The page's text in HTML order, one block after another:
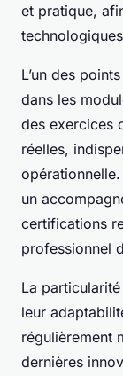
et pratique,
L’un des
dans les
des exercices
réelles,
un
certifications
professionnel
La
leur
régulièrement
dernières